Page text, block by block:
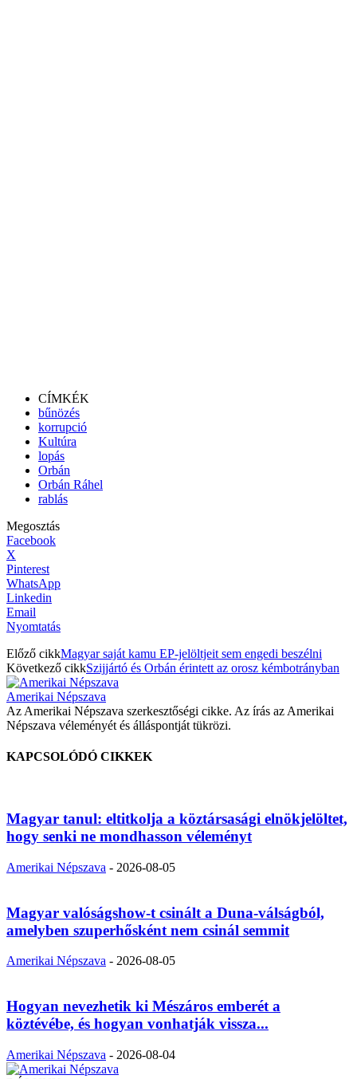
CÍMKÉK
bűnözés
korrupció
Kultúra
lopás
Orbán
Orbán Ráhel
rablás
Megosztás
Facebook
X
Pinterest
WhatsApp
Linkedin
Email
Nyomtatás
Előző cikkMagyar saját kamu EP-jelöltjeit sem engedi beszélni
Következő cikkSzijjártó és Orbán érintett az orosz kémbotrányban
Amerikai Népszava
Az Amerikai Népszava szerkesztőségi cikke. Az írás az Amerikai
Népszava véleményét és álláspontját tükrözi.
KAPCSOLÓDÓ CIKKEK
Magyar tanul: eltitkolja a köztársasági elnökjelöltet,
hogy senki ne mondhasson véleményt
Amerikai Népszava - 2026-08-05
Magyar valóságshow-t csinált a Duna-válságból,
amelyben szuperhősként nem csinál semmit
Amerikai Népszava - 2026-08-05
Hogyan nevezhetik ki Mészáros emberét a
köztévébe, és hogyan vonhatják vissza...
Amerikai Népszava - 2026-08-04